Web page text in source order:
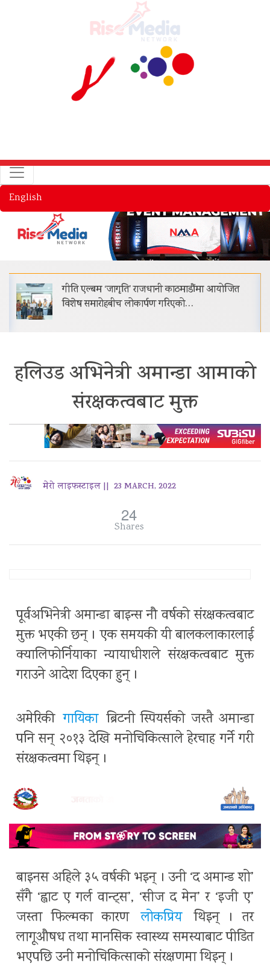
English
गीति एल्बम ‘जागृति’ राजधानी काठमाडौंमा आयोजित
विशेष समारोहबीच लोकार्पण गरिएको…
हलिउड अभिनेत्री अमान्डा आमाको
संरक्षकत्वबाट मुक्त
मेरो लाइफस्टाइल || 23 MARCH, 2022
24
Shares
पूर्वअभिनेत्री अमान्डा बाइन्स नौ वर्षको संरक्षकत्वबाट
मुक्त भएकी छन् । एक समयकी यी बालकलाकारलाई
क्यालिफोर्नियाका न्यायाधीशले संरक्षकत्वबाट मुक्त
गराउने आदेश दिएका हुन् ।
अमेरिकी गायिका ब्रिटनी स्पियर्सको जस्तै अमान्डा
पनि सन् २०१३ देखि मनोचिकित्साले हेरचाह गर्ने गरी
संरक्षकत्वमा थिइन् ।
बाइनस अहिले ३५ वर्षकी भइन् । उनी ‘द अमान्ड शो’
सँगै ‘ह्वाट ए गर्ल वान्ट्स’, ‘सीज द मेन’ र ‘इजी ए’
जस्ता फिल्मका कारण लोकप्रिय थिइन् । तर
लागूऔषध तथा मानसिक स्वास्थ्य समस्याबाट पीडित
भएपछि उनी मनोचिकित्साको संरक्षणमा थिइन् ।